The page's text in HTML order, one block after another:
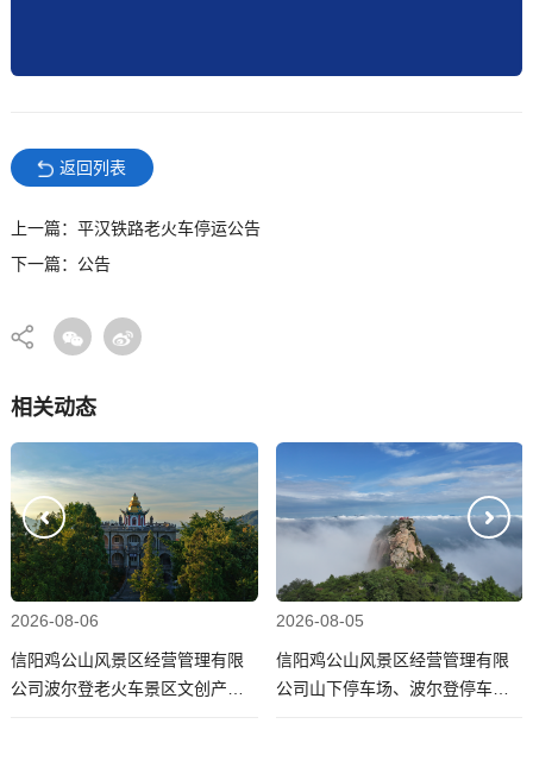
返回列表
上一篇：平汉铁路老火车停运公告
下一篇：公告
相关动态
2026-08-06
信阳鸡公山风景区经营管理有限
公司波尔登老火车景区文创产品
2026-08-05
信阳鸡公山风景区经营管理有限
公司山下停车场、波尔登停车场